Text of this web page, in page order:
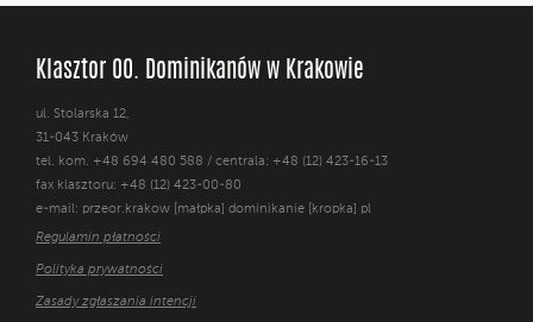
Klasztor OO. Dominikanów w Krakowie
ul. Stolarska 12,
31-043 Kraków
tel. kom. +48 694 480 588 / centrala: +48 (12) 423-16-13
fax klasztoru: +48 (12) 423-00-80
e-mail: przeor.krakow [małpka] dominikanie [kropka] pl
Regulamin płatności
Polityka prywatności
Zasady zgłaszania intencji